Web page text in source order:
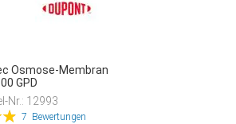
Osmose-Membran
GPD
Nr.: 12993
7 Bewertungen